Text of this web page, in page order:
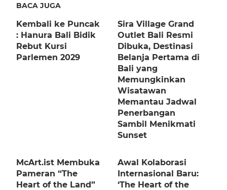
BACA JUGA
Kembali ke Puncak
: Hanura Bali Bidik
Rebut Kursi
Parlemen 2029
Sira Village Grand
Outlet Bali Resmi
Dibuka, Destinasi
Belanja Pertama di
Bali yang
Memungkinkan
Wisatawan
Memantau Jadwal
Penerbangan
Sambil Menikmati
Sunset
McArt.ist Membuka
Pameran “The
Heart of the Land”
Awal Kolaborasi
Internasional Baru:
‘The Heart of the